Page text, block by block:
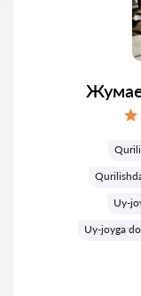
Uy-
Uy-joyga